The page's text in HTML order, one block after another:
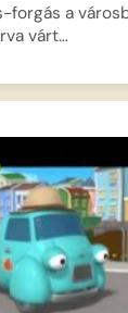
forgás a
várt…